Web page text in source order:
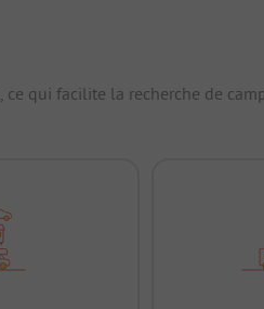
qui facilite la recherche de